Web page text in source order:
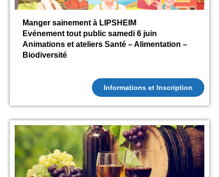
Manger sainement à LIPSHEIM
Evénement tout public samedi 6 juin
Animations et ateliers Santé – Alimentation –
Biodiversité
Informations et Inscription